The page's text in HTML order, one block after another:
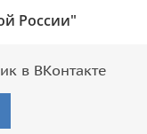
России"
в ВКонтакте